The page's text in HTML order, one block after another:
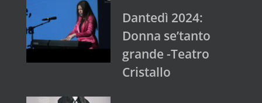
Dantedì 2024:
Donna se’tanto
grande -Teatro
Cristallo